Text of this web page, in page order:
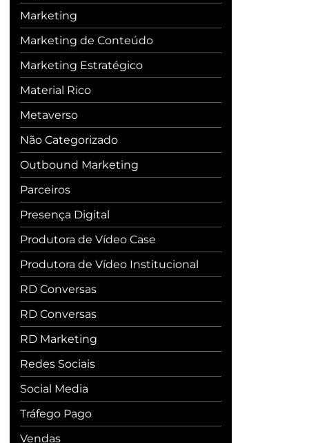
Marketing
Marketing de Conteúdo
Marketing Estratégico
Material Rico
Metaverso
Não Categorizado
Outbound Marketing
Parceiros
Presença Digital
Produtora de Vídeo Case
Produtora de Vídeo Institucional
RD Conversas
RD Conversas
RD Marketing
Redes Sociais
Social Media
Tráfego Pago
Vendas